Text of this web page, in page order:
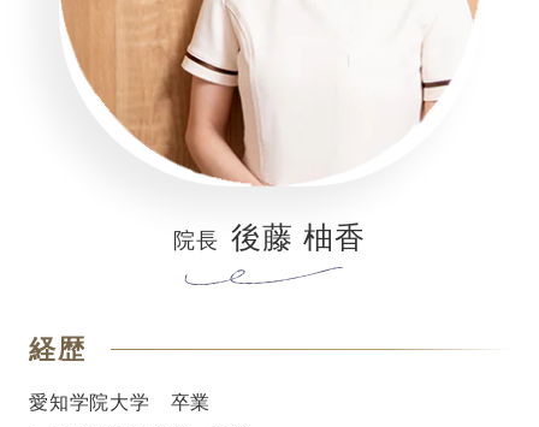
院長 後藤 柚香
経歴
愛知学院大学 卒業